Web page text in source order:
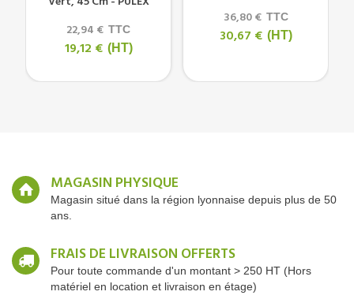
22,94 € TTC
19,12 € (HT)
36,80 € TTC
30,67 € (HT)
MAGASIN PHYSIQUE
Magasin situé dans la région lyonnaise depuis plus de 50
ans.
FRAIS DE LIVRAISON OFFERTS
Pour toute commande d'un montant > 250 HT (Hors
matériel en location et livraison en étage)